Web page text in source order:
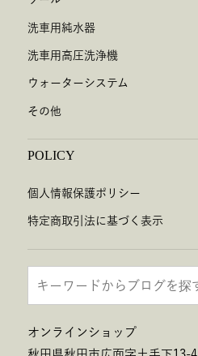
洗車用純水器
洗車用高圧洗浄機
ウォーターシステム
その他
POLICY
個人情報保護ポリシー
特定商取引法に基づく表示
オンラインショップ